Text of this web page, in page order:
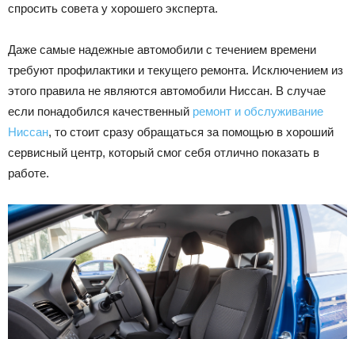
спросить совета у хорошего эксперта.
Даже самые надежные автомобили с течением времени
требуют профилактики и текущего ремонта. Исключением из
этого правила не являются автомобили Ниссан. В случае
если понадобился качественный ремонт и обслуживание
Ниссан, то стоит сразу обращаться за помощью в хороший
сервисный центр, который смог себя отлично показать в
работе.